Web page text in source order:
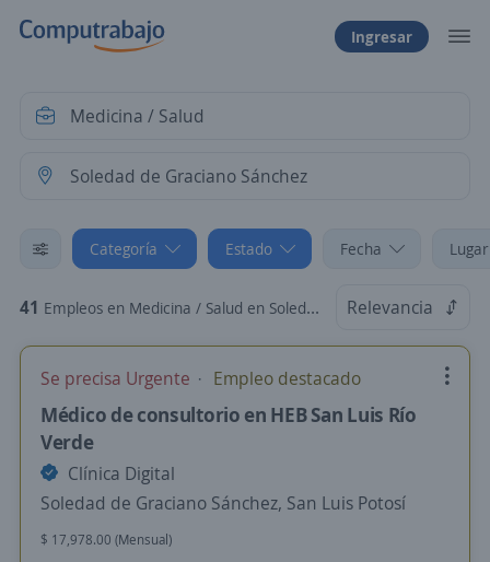
Ingresar
Categoría Estado Fecha
41 Empleos en Medicina / Salud en Soledad de Graciano Sánchez, San Luis Potosí Relevancia
Se precisa Urgente Empleo destacado
Médico de consultorio en HEB San Luis Río
Verde
Clínica Digital
Soledad de Graciano Sánchez, San Luis Potosí
$ 17,978.00 (Mensual)